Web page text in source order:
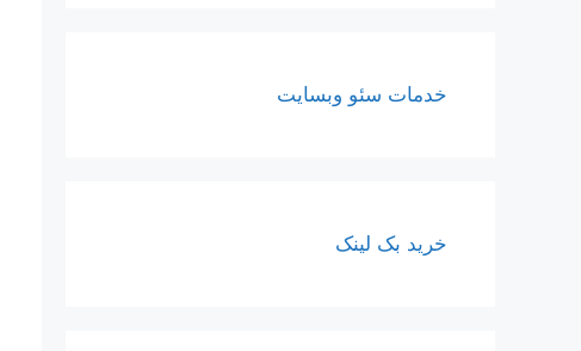
خدمات سئو وبسایت
خرید بک لینک